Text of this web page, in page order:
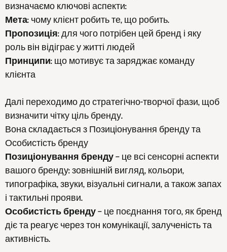
визначаємо ключові аспекти:
Мета: чому клієнт робить те, що робить.
Пропозиція: для чого потрібен цей бренд і яку
роль він відіграє у житті людей
Принципи: що мотивує та заряджає команду
клієнта
Далі переходимо до стратегічно-творчої фази, щоб
визначити чітку ціль бренду.
Вона складається з Позиціонування бренду та
Особистість бренду
Позиціонування бренду– це всі сенсорні аспекти
вашого бренду: зовнішній вигляд, кольори,
типографіка, звуки, візуальні сигнали, а також запах
і тактильні прояви.
Особистість бренду– це поєднання того, як бренд
діє та реагує через тон комунікації, залученість та
активність.